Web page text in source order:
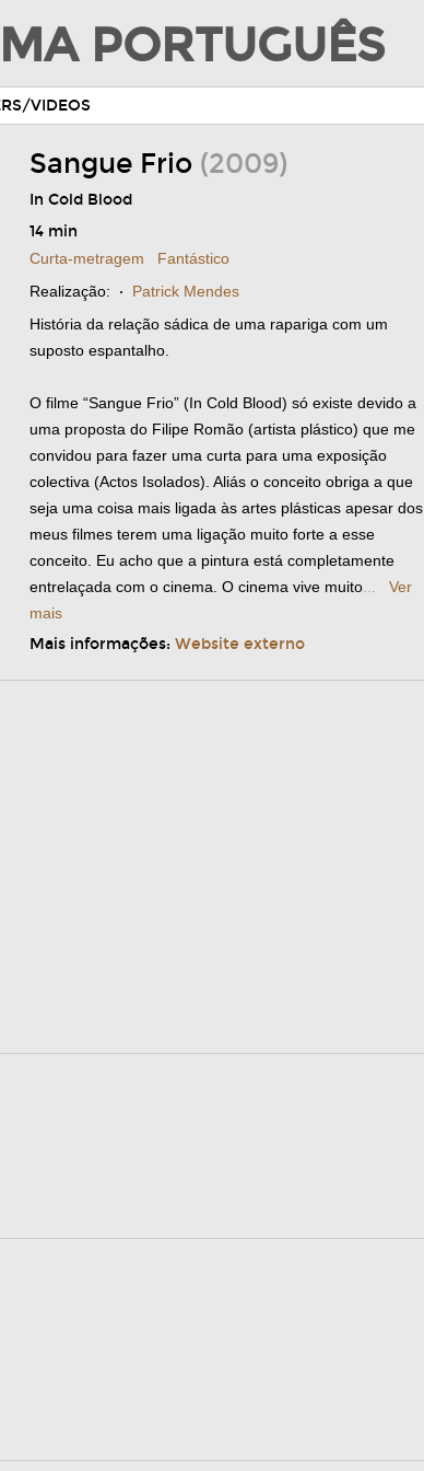
PORTUGUÊS
VIDEOS
Sangue Frio (2009)
In Cold Blood
14 min
Curta-metragem
Fantástico
Realização: · Patrick Mendes
História da relação sádica de uma rapariga com um
suposto espantalho.
O filme “Sangue Frio” (In Cold Blood) só existe devido a
uma proposta do Filipe Romão (artista plástico) que me
convidou para fazer uma curta para uma exposição
colectiva (Actos Isolados). Aliás o conceito obriga a que
seja uma coisa mais ligada às artes plásticas apesar dos
meus filmes terem uma ligação muito forte a esse
conceito. Eu acho que a pintura está completamente
entrelaçada com o cinema. O cinema vive muito
Ver
mais
Mais informações: Website externo